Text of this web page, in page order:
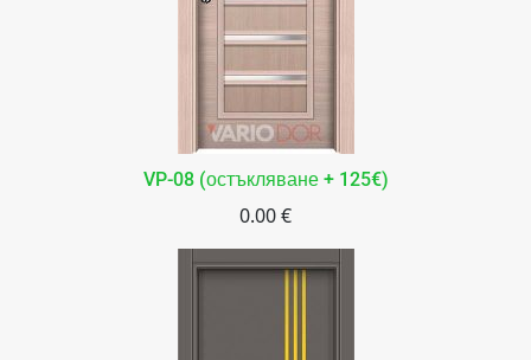
VP-08 (остъкляване + 125€)
0.00 €